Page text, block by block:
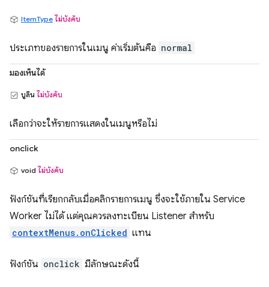
ItemType ไม่บังคับ
ประเภทของรายการในเมนู ค่าเริ่มต้นคือ normal
มองเห็นได้
บูลีน ไม่บังคับ
เลือกว่าจะให้รายการแสดงในเมนูหรือไม่
onclick
void ไม่บังคับ
ฟังก์ชันที่เรียกกลับเมื่อคลิกรายการเมนู ซึ่งจะใช้ภายใน Service
Worker ไม่ได้ แต่คุณควรลงทะเบียน Listener สำหรับ
contextMenus.onClicked แทน
ฟังก์ชัน onclick มีลักษณะดังนี้